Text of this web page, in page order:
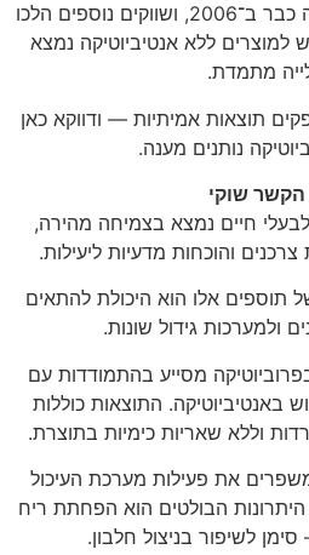
באנטיביוטיקה להאצת גדילה כבר ב־2006, ושווקים נוספים הלכו
למוצרים ללא אנטיביוטיקה נמצא
מתמדת.
תוצאות אמיתיות — ודווקא כאן
נותנים מענה.
הקשר שוקי
חיים נמצא בצמיחה מהירה,
והוכחות מדעיות ליעילות.
תוספים אלו הוא היכולת להתאים
ולמערכות גידול שונות.
מסייע בהתמודדות עם
באנטיביוטיקה. התוצאות כוללות
וללא שאריות כימיות בתוצרת.
את פעילות מערכת העיכול
היתרונות הבולטים הוא הפחתת ריח
לשיפור בניצול חלבון.